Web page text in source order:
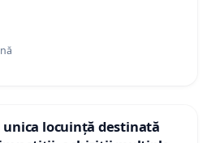
locuință destinată